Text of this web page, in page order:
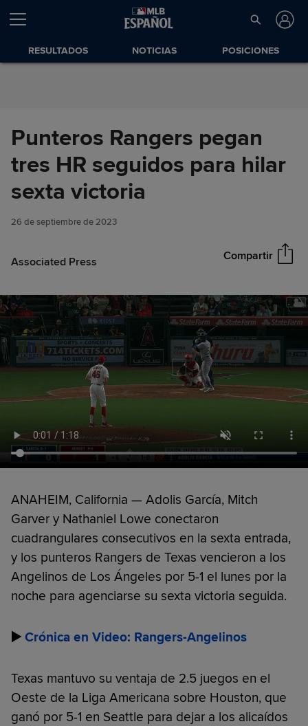
Saltar al Contenido
RESULTADOS NOTICIAS POSICIONES
Punteros Rangers pegan
tres HR seguidos para hilar
sexta victoria
26 de septiembre de 2023
Associated Press Compartir
Punteros Rangers pegan tres
HR seguidos para hilar sexta
victoria
ANAHEIM, California — Adolis García, Mitch
Garver y Nathaniel Lowe conectaron
cuadrangulares consecutivos en la sexta entrada,
y los punteros Rangers de Texas vencieron a los
Angelinos de Los Ángeles por 5-1 el lunes por la
noche para agenciarse su sexta victoria seguida.
▶️ Crónica en Video: Rangers-Angelinos
Texas mantuvo su ventaja de 2.5 juegos en el
Oeste de la Liga Americana sobre Houston, que
ganó por 5-1 en Seattle para dejar a los alicaídos